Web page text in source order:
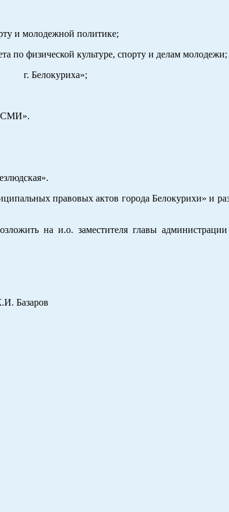
и молодежной политике;
по физической культуре, спорту и делам молодежи;
г. Белокуриха»;
СМИ».
правовых актов города Белокурихи» и
на и.о. заместителя главы администрации